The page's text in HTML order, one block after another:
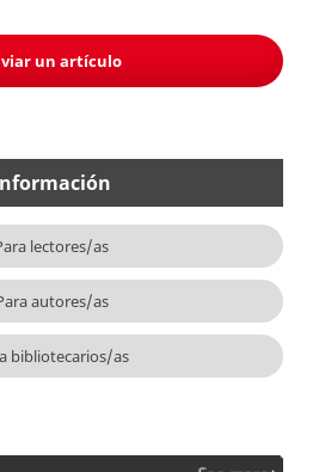
un artículo
lectores/as
autores/as
bibliotecarios/as